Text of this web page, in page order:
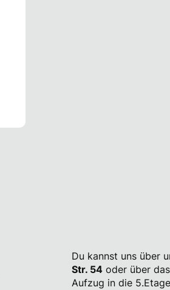
Du kannst uns über
Str. 54 oder über
Aufzug in die